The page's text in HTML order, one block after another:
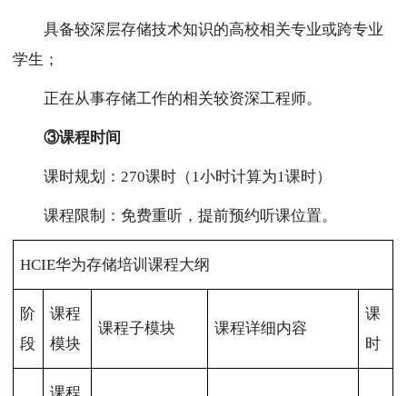
具备较深层存储技术知识的高校相关专业或跨专业
学生；
正在从事存储工作的相关较资深工程师。
③课程时间
课时规划：270课时（1小时计算为1课时）
课程限制：免费重听，提前预约听课位置。
HCIE华为存储培训课程大纲
阶
段
课程
模块
课程子模块 课程详细内容
课
时